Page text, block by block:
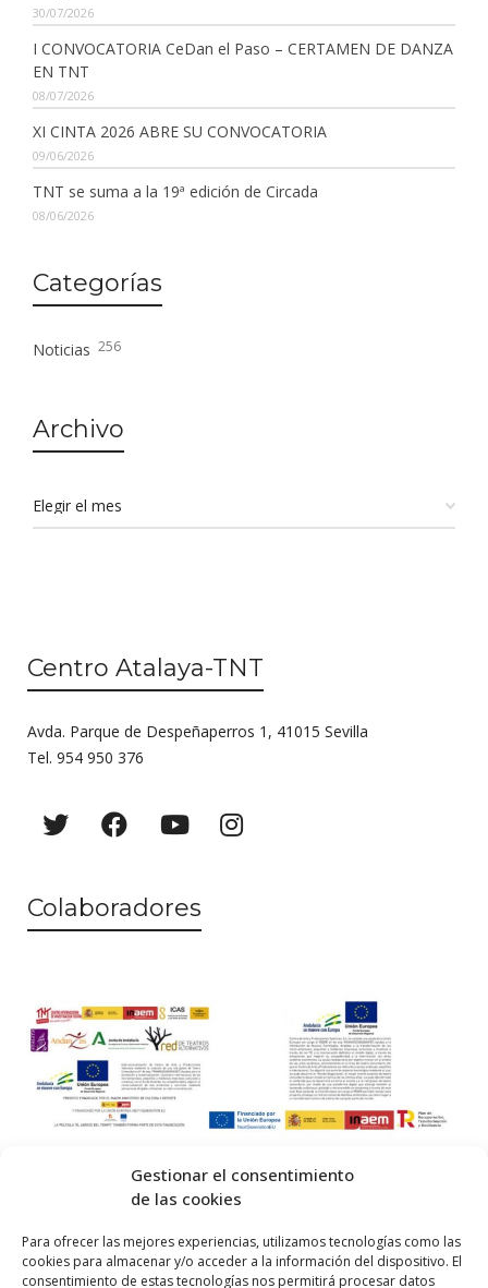
Gestionar el consentimiento
de las cookies
Para ofrecer las mejores experiencias, utilizamos tecnologías como las
cookies para almacenar y/o acceder a la información del dispositivo. El
consentimiento de estas tecnologías nos permitirá procesar datos
30/07/2026
I CONVOCATORIA CeDan el Paso – CERTAMEN DE DANZA
EN TNT
08/07/2026
XI CINTA 2026 ABRE SU CONVOCATORIA
09/06/2026
TNT se suma a la 19ª edición de Circada
08/06/2026
Categorías
Noticias 256
Archivo
Centro Atalaya-TNT
Avda. Parque de Despeñaperros 1, 41015 Sevilla
Tel. 954 950 376
Colaboradores
by QM.